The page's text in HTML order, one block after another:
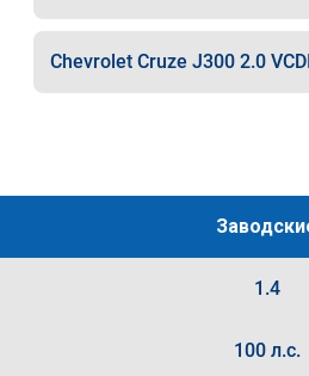
Chevrolet Cruze J300 2.0
1.4
100 л.с.